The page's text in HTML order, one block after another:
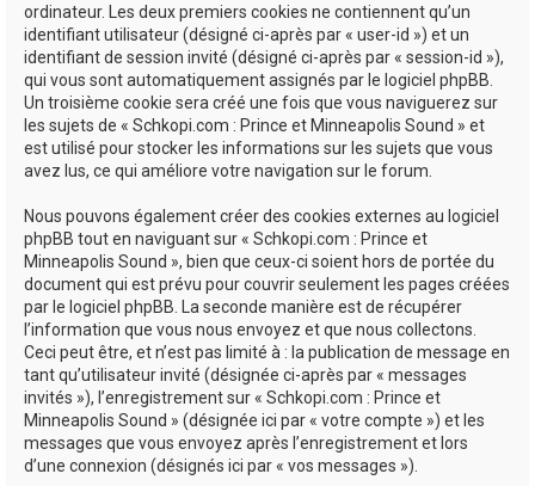
ordinateur. Les deux premiers cookies ne contiennent qu’un
identifiant utilisateur (désigné ci-après par « user-id ») et un
identifiant de session invité (désigné ci-après par « session-id »),
qui vous sont automatiquement assignés par le logiciel phpBB.
Un troisième cookie sera créé une fois que vous naviguerez sur
les sujets de « Schkopi.com : Prince et Minneapolis Sound » et
est utilisé pour stocker les informations sur les sujets que vous
avez lus, ce qui améliore votre navigation sur le forum.
Nous pouvons également créer des cookies externes au logiciel
phpBB tout en naviguant sur « Schkopi.com : Prince et
Minneapolis Sound », bien que ceux-ci soient hors de portée du
document qui est prévu pour couvrir seulement les pages créées
par le logiciel phpBB. La seconde manière est de récupérer
l’information que vous nous envoyez et que nous collectons.
Ceci peut être, et n’est pas limité à : la publication de message en
tant qu’utilisateur invité (désignée ci-après par « messages
invités »), l’enregistrement sur « Schkopi.com : Prince et
Minneapolis Sound » (désignée ici par « votre compte ») et les
messages que vous envoyez après l’enregistrement et lors
d’une connexion (désignés ici par « vos messages »).